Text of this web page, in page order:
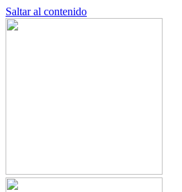
Saltar al contenido